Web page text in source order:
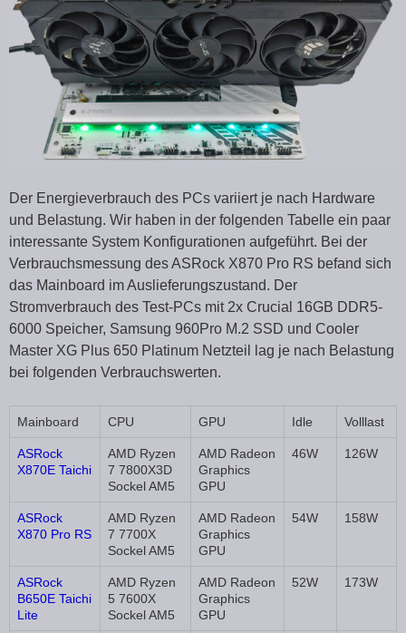
Der Energieverbrauch des PCs variiert je nach Hardware
und Belastung. Wir haben in der folgenden Tabelle ein paar
interessante System Konfigurationen aufgeführt. Bei der
Verbrauchsmessung des ASRock X870 Pro RS befand sich
das Mainboard im Auslieferungszustand. Der
Stromverbrauch des Test-PCs mit 2x Crucial 16GB DDR5-
6000 Speicher, Samsung 960Pro M.2 SSD und Cooler
Master XG Plus 650 Platinum Netzteil lag je nach Belastung
bei folgenden Verbrauchswerten.
Mainboard CPU GPU Idle Volllast
ASRock
X870E Taichi
AMD Ryzen
7 7800X3D
Sockel AM5
AMD Radeon
Graphics
GPU
46W 126W
ASRock
X870 Pro RS
AMD Ryzen
7 7700X
Sockel AM5
AMD Radeon
Graphics
GPU
54W 158W
ASRock
B650E Taichi
Lite
AMD Ryzen
5 7600X
Sockel AM5
AMD Radeon
Graphics
GPU
52W 173W